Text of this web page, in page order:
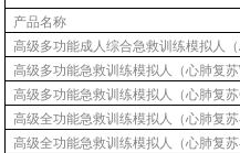
产品名称
高级多功能成人综合急救训练模拟人
高级多功能急救训练模拟人（心肺复苏
高级多功能急救训练模拟人（心肺复苏
高级全功能急救训练模拟人（心肺复
高级全功能急救训练模拟人（心肺复